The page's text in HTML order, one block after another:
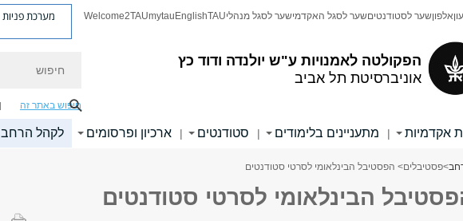
הפקולטה לאמנויות ע"ש יולנדה ודוד כץ
אוניברסיטת תל אביב
אלפוןשער לסטודנטיםשער לסגל האקדמישער לסגל מנהליTAU
English
mytau
Welcome2TAU מערכת פניות
חיפוש באתר זה
אקדמיות | מתעניינים בלימודים | סטודנטים | ארכיון ופרסומים לקהל הרחב
>פסטיבלים> הפסטיבל הבינלאומי לסרטי סטודנטים
הבינלאומי לסרטי סטודנטים